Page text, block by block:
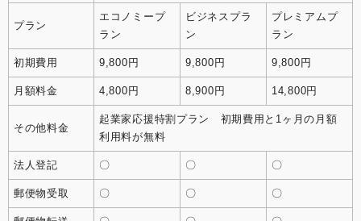
プラン
エコノミープ
ラン
ビジネスプラ
ン
プレミアムプ
ラン
初期費用 9,800円 9,800円 9,800円
月額料金 4,800円 8,900円 14,800円
その他料金
起業家応援特割プラン 初期費用と1ヶ月の月額
利用料が無料
法人登記 〇 〇 〇
郵便物受取 〇 〇 〇